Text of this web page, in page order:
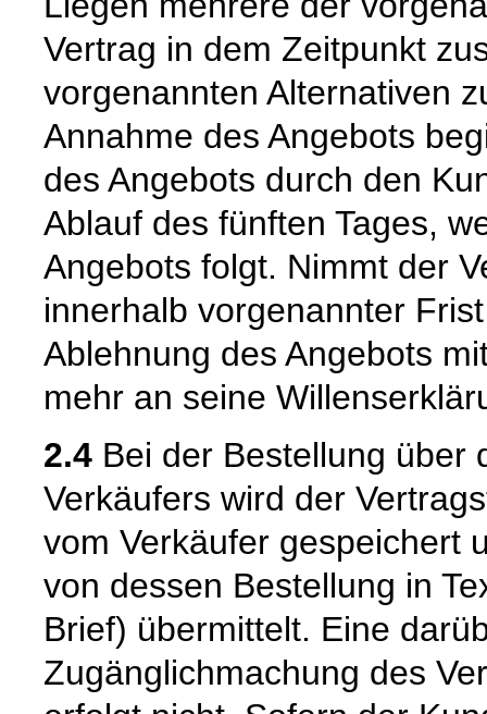
Vertrag in dem Zeitpunkt
vorgenannten Alternativen
Annahme des Angebots
des Angebots durch den
Ablauf des fünften Tages,
Angebots folgt. Nimmt der
innerhalb vorgenannter
Ablehnung des Angebots
mehr an seine
2.4 Bei der Bestellung über
Verkäufers wird der
vom Verkäufer gespeichert
von dessen Bestellung in
Brief) übermittelt. Eine
Zugänglichmachung des